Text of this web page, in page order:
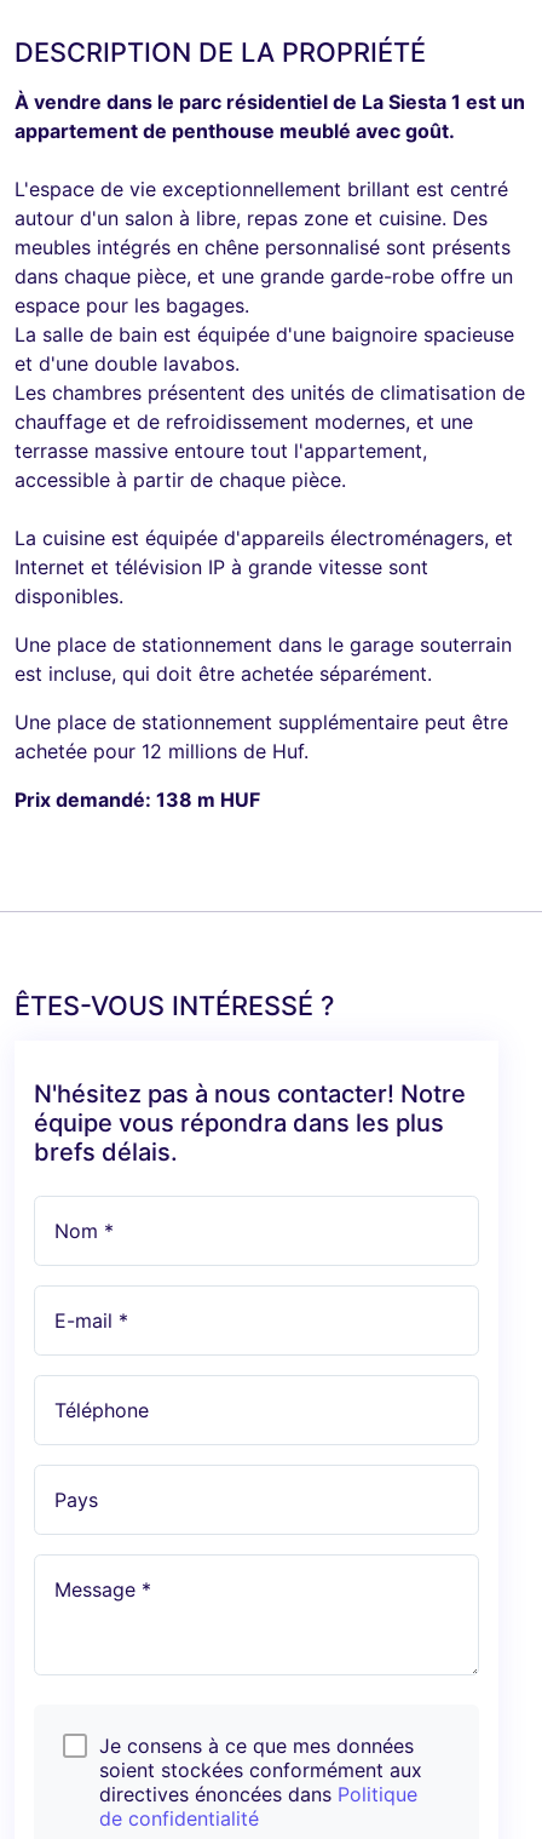
DESCRIPTION DE LA PROPRIÉTÉ
À vendre dans le parc résidentiel de La Siesta 1 est un
appartement de penthouse meublé avec goût.
L'espace de vie exceptionnellement brillant est centré
autour d'un salon à libre, repas zone et cuisine. Des
meubles intégrés en chêne personnalisé sont présents
dans chaque pièce, et une grande garde-robe offre un
espace pour les bagages.
La salle de bain est équipée d'une baignoire spacieuse
et d'une double lavabos.
Les chambres présentent des unités de climatisation de
chauffage et de refroidissement modernes, et une
terrasse massive entoure tout l'appartement,
accessible à partir de chaque pièce.
La cuisine est équipée d'appareils électroménagers, et
Internet et télévision IP à grande vitesse sont
disponibles.
Une place de stationnement dans le garage souterrain
est incluse, qui doit être achetée séparément.
Une place de stationnement supplémentaire peut être
achetée pour 12 millions de Huf.
Prix demandé: 138 m HUF
ÊTES-VOUS INTÉRESSÉ ?
N'hésitez pas à nous contacter! Notre
équipe vous répondra dans les plus
brefs délais.
Nom *
E-mail *
Téléphone
Pays
Message *
Je consens à ce que mes données
soient stockées conformément aux
directives énoncées dans Politique
de confidentialité